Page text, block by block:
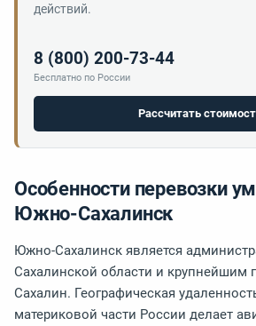
действий.
8 (800) 200-73-44
Бесплатно по России
Рассчитать
Особенности перевозки
Южно-Сахалинск
Южно-Сахалинск является
Сахалинской области и крупнейшим
Сахалин. Географическая
материковой части России делает